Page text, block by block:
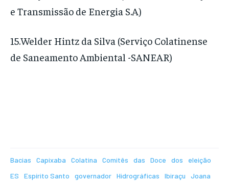
e Transmissão de Energia S.A)
15.Welder Hintz da Silva (Serviço Colatinense
de Saneamento Ambiental -SANEAR)
Bacias Capixaba Colatina Comitês das Doce dos
eleição
ES
Espírito Santo governador Hidrográficas Ibiraçu
Joana